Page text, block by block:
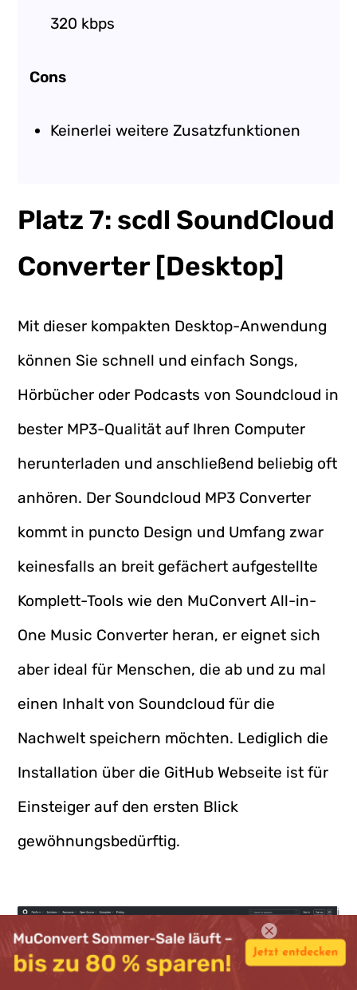
320 kbps
Cons
Keinerlei weitere Zusatzfunktionen
Platz 7: scdl SoundCloud
Converter [Desktop]
Mit dieser kompakten Desktop-Anwendung
können Sie schnell und einfach Songs,
Hörbücher oder Podcasts von Soundcloud in
bester MP3-Qualität auf Ihren Computer
herunterladen und anschließend beliebig oft
anhören. Der Soundcloud MP3 Converter
kommt in puncto Design und Umfang zwar
keinesfalls an breit gefächert aufgestellte
Komplett-Tools wie den MuConvert All-in-
One Music Converter heran, er eignet sich
aber ideal für Menschen, die ab und zu mal
einen Inhalt von Soundcloud für die
Nachwelt speichern möchten. Lediglich die
Installation über die GitHub Webseite ist für
Einsteiger auf den ersten Blick
gewöhnungsbedürftig.